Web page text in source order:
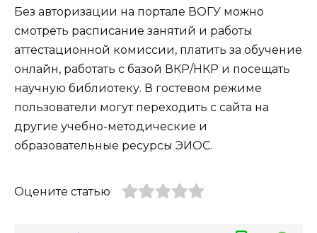
Без авторизации на портале ВОГУ можно
смотреть расписание занятий и работы
аттестационной комиссии, платить за обучение
онлайн, работать с базой ВКР/НКР и посещать
научную библиотеку. В гостевом режиме
пользователи могут переходить с сайта на
другие учебно-методические и
образовательные ресурсы ЭИОС.
Оцените статью